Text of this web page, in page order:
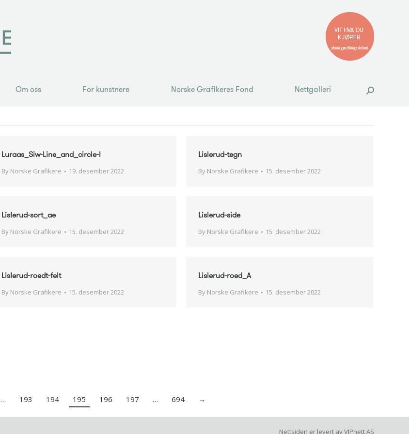
Om oss For kunstnere Norske Grafikeres Fond Nettgalleri Search:
Luraas_Siw-Line_and_circle-I
By Norske Grafikere 19. desember 2022
Lislerud-tegn
By Norske Grafikere 15. desember 2022
Lislerud-sort_ae
By Norske Grafikere 15. desember 2022
Lislerud-side
By Norske Grafikere 15. desember 2022
Lislerud-roedt-felt
By Norske Grafikere 15. desember 2022
Lislerud-roed_A
By Norske Grafikere 15. desember 2022
… 193 194 195 196 197 … 694 →
Nettsiden er levert avVIPnett AS
Search: